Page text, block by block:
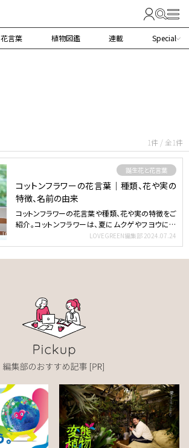
花言葉 植物図鑑 連載 Special
1件 / 全1件
誕生花と花言葉
コットンフラワーの花言葉｜種類、花や実の
特徴、名前の由来
コットンフラワーの花言葉や種類、花や実の特徴をご
紹介。コットンフラワーは、夏にムクゲやフヨウに似
LOVEGREEN編集部 2024.07.24